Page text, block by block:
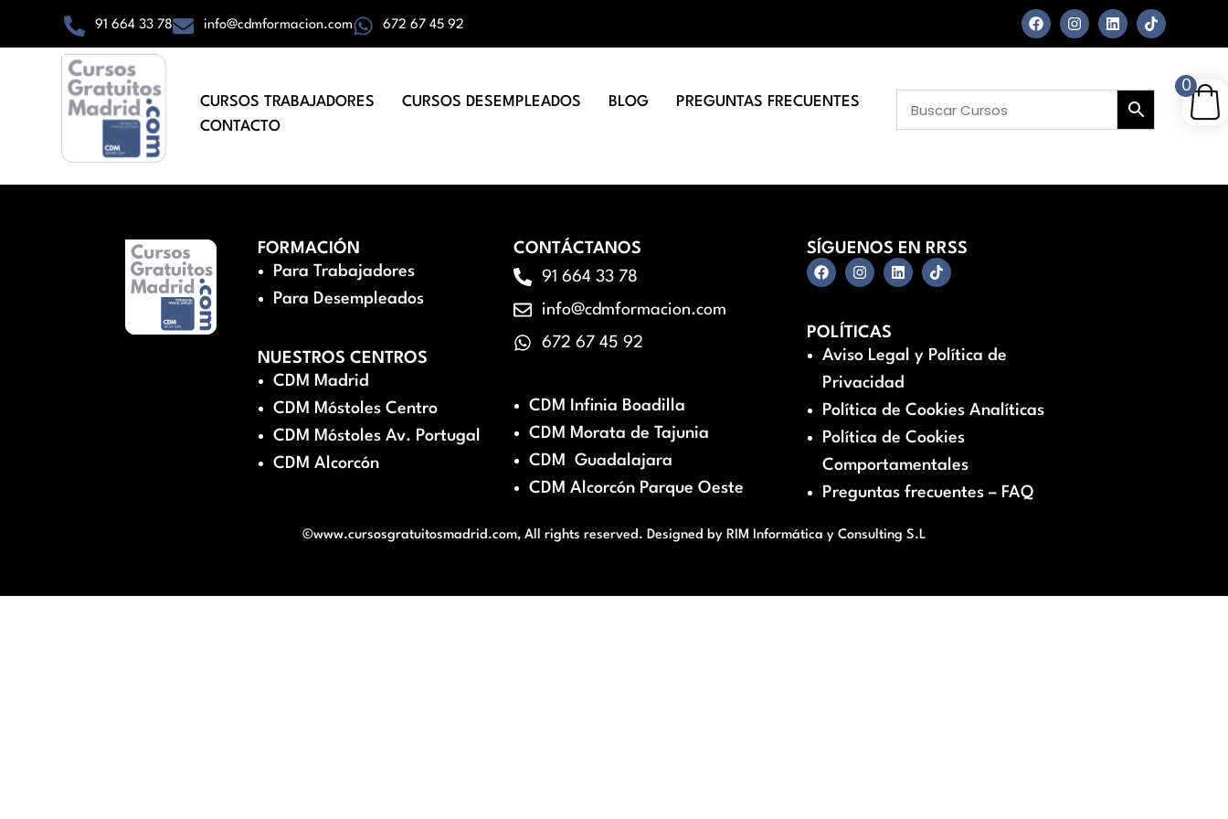
91 664 33 78 info@cdmformacion.com 672 67 45 92
CURSOS TRABAJADORES CURSOS DESEMPLEADOS BLOG
PREGUNTAS FRECUENTES
CONTACTO
FORMACIÓN
Para Trabajadores
Para Desempleados
NUESTROS CENTROS
CDM Madrid
CDM Móstoles Centro
CDM Móstoles Av. Portugal
CDM Alcorcón
CONTÁCTANOS
91 664 33 78
info@cdmformacion.com
672 67 45 92
CDM Infinia Boadilla
CDM Morata de Tajunia
CDM Guadalajara
CDM Alcorcón Parque Oeste
SÍGUENOS EN RRSS
POLÍTICAS
Aviso Legal y Política de
Privacidad
Política de Cookies Analíticas
Política de Cookies
Comportamentales
Preguntas frecuentes – FAQ
©www.cursosgratuitosmadrid.com, All rights reserved. Designed by RIM Informática y Consulting S.L
0